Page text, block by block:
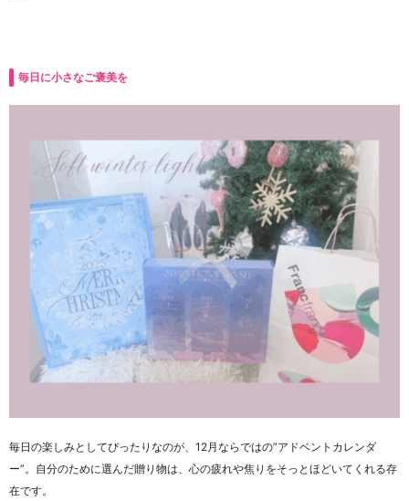
毎日に小さなご褒美を
毎日の楽しみとしてぴったりなのが、12月ならではの”アドベントカレンダ
ー”。自分のために選んだ贈り物は、心の疲れや焦りをそっとほどいてくれる存
在です。